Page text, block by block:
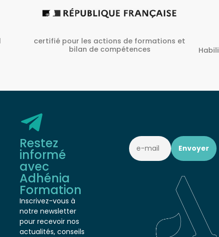
et
Habilité Inrs sous Le N° H38827/2022/SST-
Restez
informé
avec
Adhénia
Formation
Inscrivez-vous à
notre newsletter
pour recevoir nos